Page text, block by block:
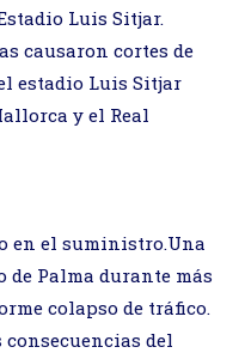
Luis Sitjar.
causaron cortes de
estadio Luis Sitjar
y el Real
en el suministro.Una
de Palma durante más
colapso de tráfico.
del